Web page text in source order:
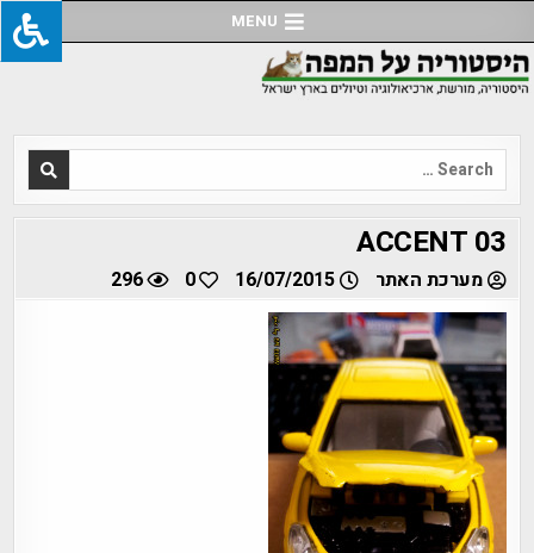
to
content
MENU
Search
for:
ACCENT 03
מערכת האתר 16/07/2015
0
296